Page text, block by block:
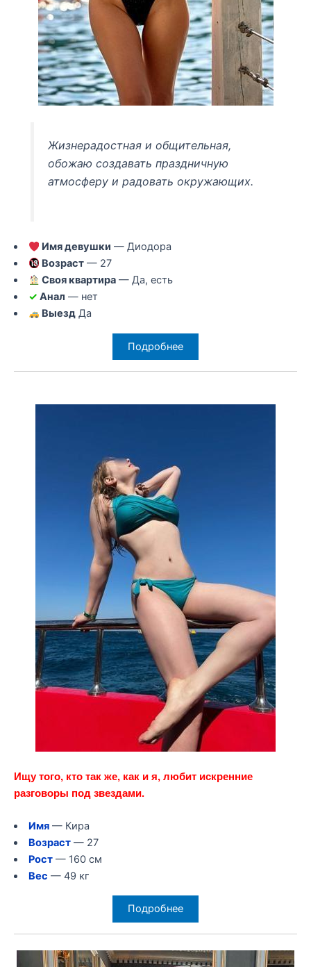
Жизнерадостная и общительная,
обожаю создавать праздничную
атмосферу и радовать окружающих.
Имя девушки — Диодора
Возраст — 27
Своя квартира — Да, есть
✓ Анал — нет
Выезд Да
Подробнее
Ищу того, кто так же, как и я, любит искренние
разговоры под звездами.
Имя— Кира
Возраст— 27
Рост— 160 см
Вес — 49 кг
Подробнее